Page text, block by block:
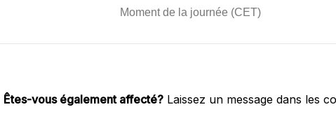
Êtes-vous également affecté? Laissez un message dans les